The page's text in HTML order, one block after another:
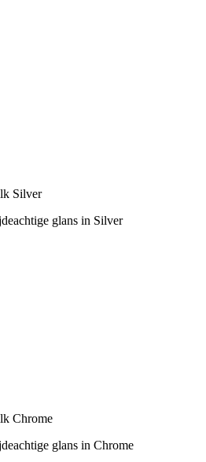
Silver
glans in Silver
Chrome
glans in Chrome